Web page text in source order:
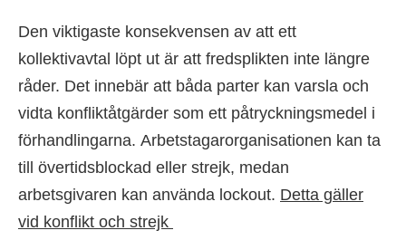
Den viktigaste konsekvensen av att ett
kollektivavtal löpt ut är att fredsplikten inte längre
råder. Det innebär att båda parter kan varsla och
vidta konfliktåtgärder som ett påtryckningsmedel i
förhandlingarna. Arbetstagarorganisationen kan ta
till övertidsblockad eller strejk, medan
arbetsgivaren kan använda lockout. Detta gäller
vid konflikt och strejk